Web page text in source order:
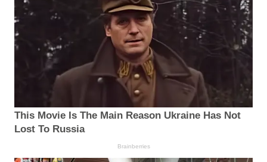
This Movie Is The Main Reason Ukraine Has Not
Lost To Russia
Brainberries